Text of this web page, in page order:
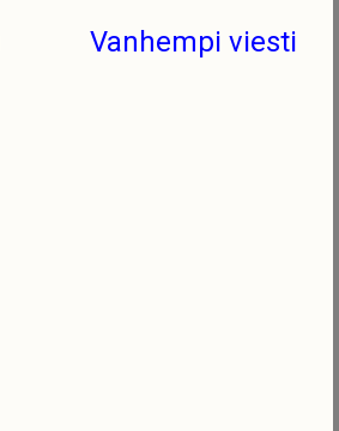
Vanhempi viesti